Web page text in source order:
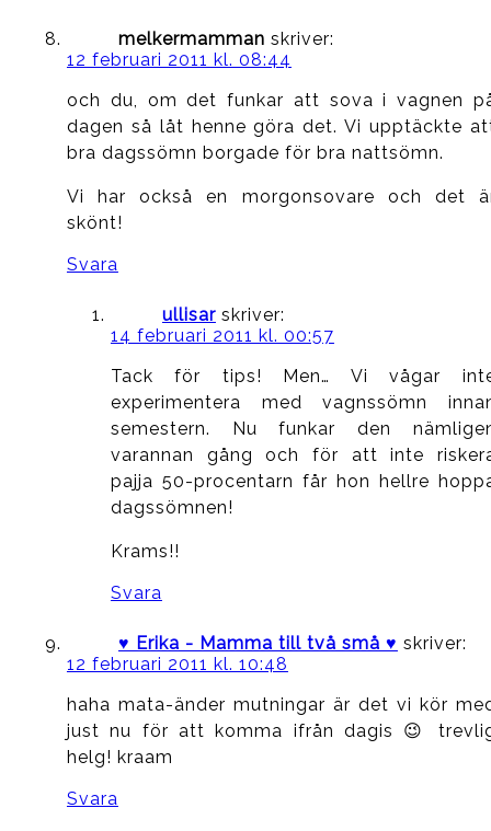
melkermamman skriver:
12 februari 2011 kl. 08:44
och du, om det funkar att sova i vagnen
dagen så låt henne göra det. Vi upptäckte
bra dagssömn borgade för bra nattsömn.
Vi har också en morgonsovare och det
skönt!
Svara
ullisar skriver:
14 februari 2011 kl. 00:57
Tack för tips! Men… Vi vågar
experimentera med vagnssömn
semestern. Nu funkar den
varannan gång och för att inte
pajja 50-procentarn får hon hellre
dagssömnen!
Krams!!
Svara
♥ Erika - Mamma till två små ♥ skriver:
12 februari 2011 kl. 10:48
haha mata-änder mutningar är det vi kör
just nu för att komma ifrån dagis 😉
helg! kraam
Svara